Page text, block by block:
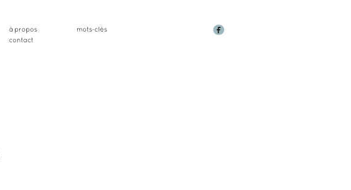
à propos
contact
mots-clés